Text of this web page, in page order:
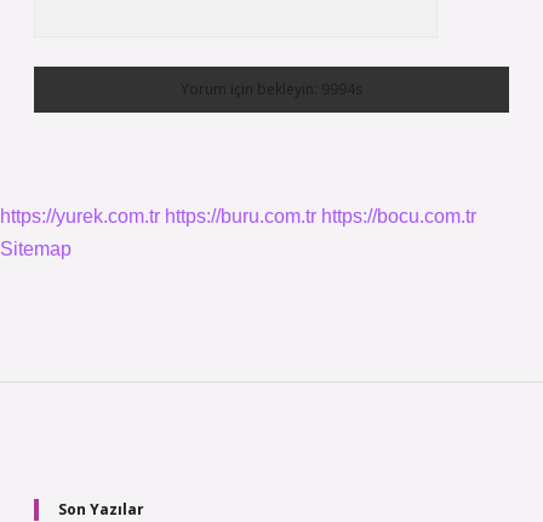
https://yurek.com.tr https://buru.com.tr https://bocu.com.tr
Sitemap
Son Yazılar